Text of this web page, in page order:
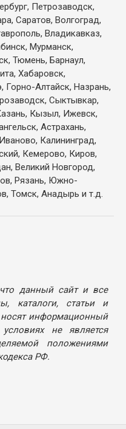
Петрозаводск,
Саратов, Волгоград,
Владикавказ,
Мурманск,
Тюмень, Барнаул,
Хабаровск,
Горно-Алтайск, Назрань,
Сыктывкар,
Кызыл, Ижевск,
Астрахань,
Калининград,
Кемерово, Киров,
Великий Новгород,
Рязань, Южно-
Томск, Анадырь и т.д.
данный сайт и все
каталоги, статьи и
информационный
не является
положениями
РФ.